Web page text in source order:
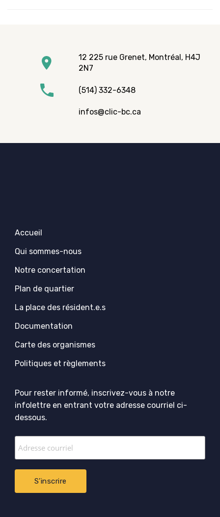
12 225 rue Grenet, Montréal, H4J
2N7
(514) 332-6348
infos@clic-bc.ca
Accueil
Qui sommes-nous
Notre concertation
Plan de quartier
La place des résident.e.s
Documentation
Carte des organismes
Politiques et règlements
Pour rester informé, inscrivez-vous à notre
infolettre en entrant votre adresse courriel ci-
dessous.